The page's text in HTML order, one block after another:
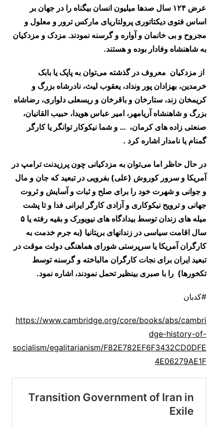
عرض ۱۲۴ سال صدها میلیون انسان بیگناه را در جهان بر
اساس فتوی دیکتاتوری پرولتاریای مارکس ترور و معلول و
مجروح و بی خانمان و آواره و گرسنه نمودند. مزدک و مزدکیان
به شاهنشاه وفادار بوده و هستند.
از مزدکیان معروف در گذشته می‌توان به پاپک یا بابک
خرمدین، بهزادان پور ونداد، یعقوب لیث، نادرشاه بزرگ و
کریمخان زند، ستارخان و باقرخان و ريسعلی دلواری، رضاشاه
بزرگ و شاهنشاه آریامهر، امیر عباس هویدا، حبیب القانیان،
صنعتی زاده های کرمان، … و شما نیکوکار توانگر یا کارگر
گمنام یا نامدار اشاره کرد .
در حال حاظر اما می‌توان به مزدکیانی چون پرزیدنت ترامپ در
آمریکا و سرور کوروش (علی) بفرویی در تبعید که جان و مال
و جوانی و شهرت خود را برای صلح و ثبات و آسایش و ثروت
جهانی و ترویح نیکوکاری و آزادی کارگر ایرانی فدا و تا پشت
میله های زندان توسط بیدادگاه های نیویورک و بقیه رفته یا ۵
سال اقامت سیاسی در زندانهای بریتانیا (به جرم خدمت به
کارگران آمریکا یا سرپرستی شورای هماهنگی دولت موقت در
تبعید ایران برای نجات کارگران مالباخته و گرسنه توسط
تکخورها) را با صبری بینظیر تحمل نمودند، اشاره نمود.
#کدبان
https://www.cambridge.org/core/books/abs/cambri
dge-history-of-
socialism/egalitarianism/F82E782EF6F3432CD0DFE
4E06279AE1F